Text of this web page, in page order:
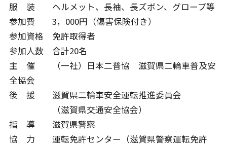
服 装 ヘルメット、長袖、長ズボン、グローブ等
参加費 3，000円（傷害保険付き）
参加資格 免許取得者
参加人数 合計20名
主 催 （一社）日本二普協 滋賀県二輪車普及安
全協会
後 援 滋賀県二輪車安全運転推進委員会
（滋賀県交通安全協会）
指 導 滋賀県警察
協 力 運転免許センター（滋賀県警察運転免許